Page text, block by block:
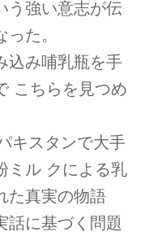
う強い意志が伝
た。
込み哺乳瓶を手
こちらを見つめ
キスタンで大手
ミル クによる乳
た真実の物語
に基づく問題